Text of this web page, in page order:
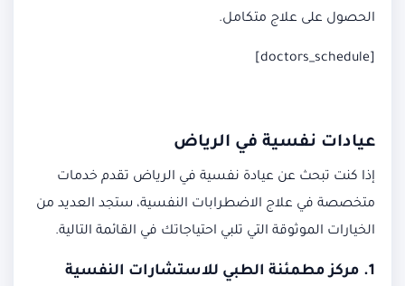
الحصول على علاج متكامل.
[doctors_schedule]
عيادات نفسية في الرياض
إذا كنت تبحث عن عيادة نفسية في الرياض تقدم خدمات
متخصصة في علاج الاضطرابات النفسية، ستجد العديد من
الخيارات الموثوقة التي تلبي احتياجاتك في القائمة التالية.
1.
مركز مطمئنة الطبي للاستشارات النفسية